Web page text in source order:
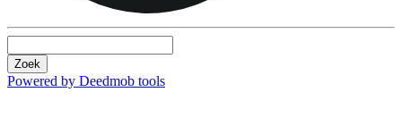
Zoek
Powered by Deedmob tools